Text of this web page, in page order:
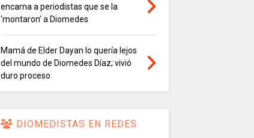
encarna a periodistas que se la
‘montaron’ a Diomedes
Mamá de Elder Dayan lo quería lejos
del mundo de Diomedes Díaz; vivió
duro proceso
DIOMEDISTAS EN REDES